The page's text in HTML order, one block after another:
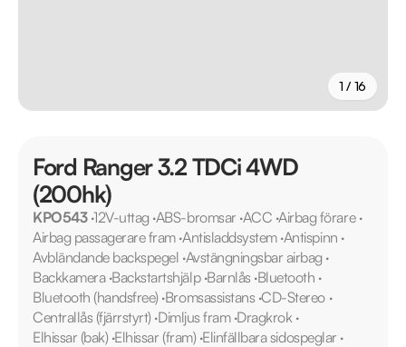
1 / 16
Ford Ranger 3.2 TDCi 4WD
(200hk)
KPO543·12V-uttag ·ABS-bromsar ·ACC ·Airbag förare·
Airbag passagerare fram·Antisladdsystem·Antispinn ·
Avbländande backspegel ·Avstängningsbar airbag ·
Backkamera·Backstartshjälp·Barnlås ·Bluetooth ·
Bluetooth (handsfree)·Bromsassistans ·CD-Stereo·
Centrallås (fjärrstyrt)·Dimljus fram·Dragkrok·
Elhissar (bak)·Elhissar (fram)·Elinfällbara sidospeglar ·